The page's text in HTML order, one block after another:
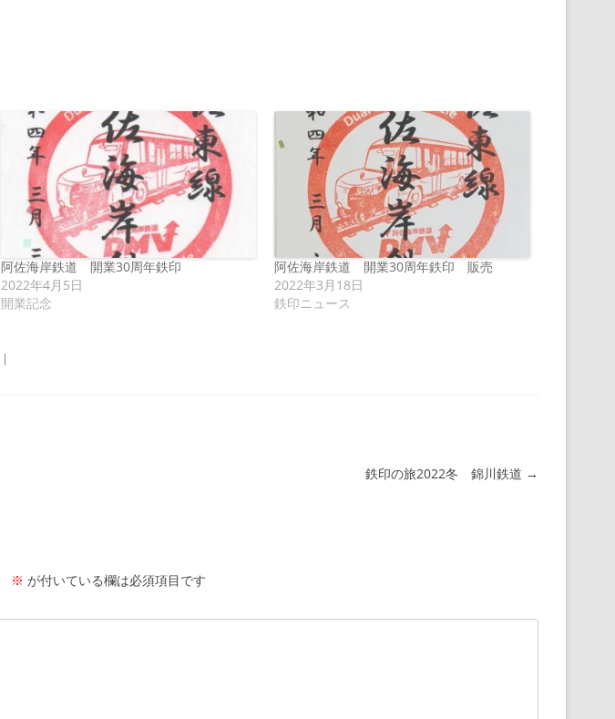
阿佐海岸鉄道 開業30周年鉄印
2022年4月5日
開業記念
阿佐海岸鉄道 開業30周年鉄印 販売
2022年3月18日
鉄印ニュース
|
鉄印の旅2022冬 錦川鉄道 →
※ が付いている欄は必須項目です